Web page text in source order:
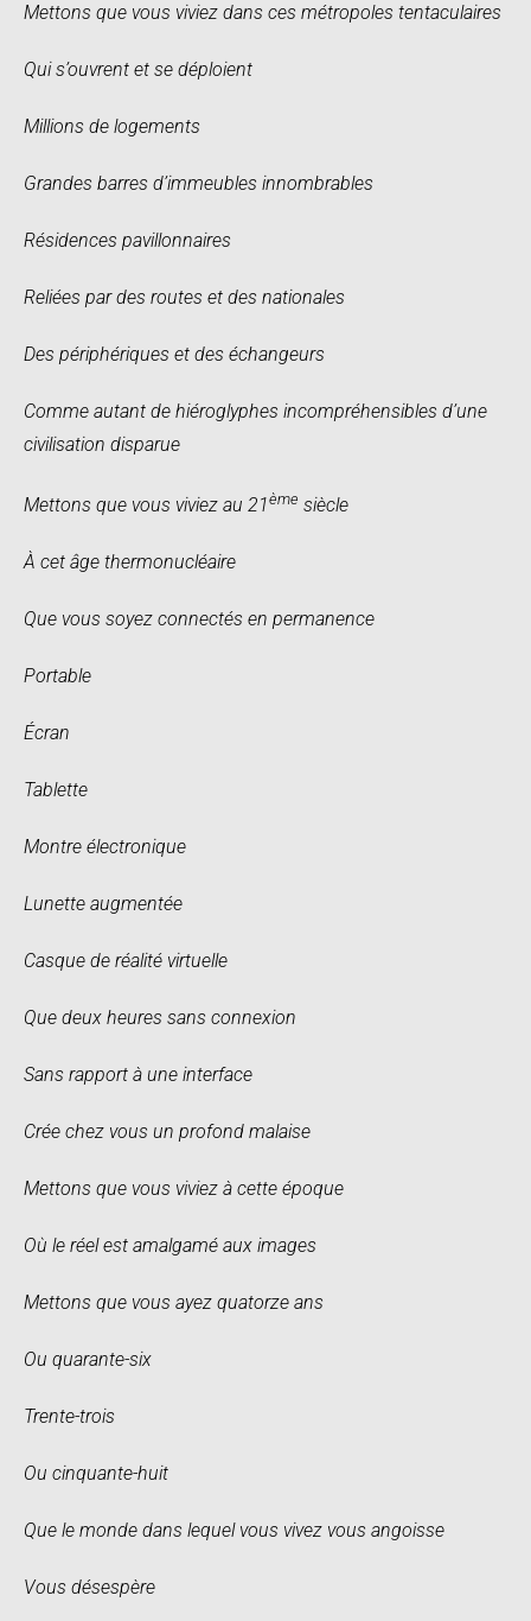
Mettons que vous viviez dans ces métropoles tentaculaires
Qui s’ouvrent et se déploient
Millions de logements
Grandes barres d’immeubles innombrables
Résidences pavillonnaires
Reliées par des routes et des nationales
Des périphériques et des échangeurs
Comme autant de hiéroglyphes incompréhensibles d’une
civilisation disparue
Mettons que vous viviez au 21ème siècle
À cet âge thermonucléaire
Que vous soyez connectés en permanence
Portable
Écran
Tablette
Montre électronique
Lunette augmentée
Casque de réalité virtuelle
Que deux heures sans connexion
Sans rapport à une interface
Crée chez vous un profond malaise
Mettons que vous viviez à cette époque
Où le réel est amalgamé aux images
Mettons que vous ayez quatorze ans
Ou quarante-six
Trente-trois
Ou cinquante-huit
Que le monde dans lequel vous vivez vous angoisse
Vous désespère